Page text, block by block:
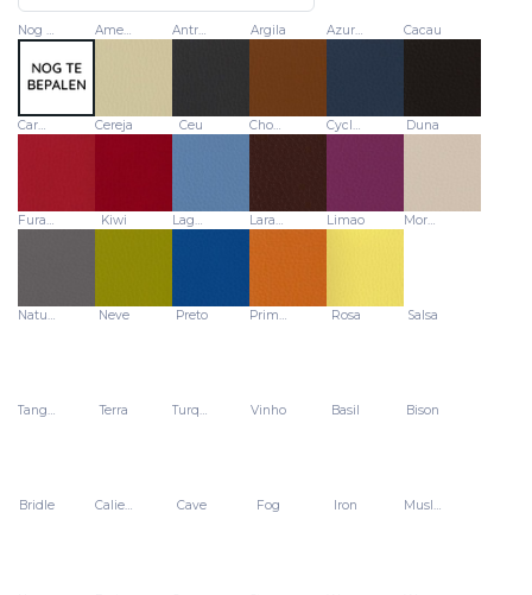
Nog te bepalen Amendor Antracite Argila Azurite Cacau
Carmin Cereja Ceu Chocolate Cyclame Duna
Furacao Kiwi Laguna Laranja Limao Morango
Natural Neve Preto Primavera Rosa Salsa
Tangerina Terra Turquesa Vinho Basil Bison
Bridle Caliente Cave Fog Iron Muslin